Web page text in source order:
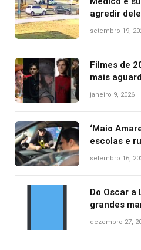
agredir
durante
setembro 19,
Filmes de
mais
principais
janeiro 9, 2026
‘Maio
escolas e
acidentes
setembro 16,
Do Oscar a
grandes
dezembro 27,